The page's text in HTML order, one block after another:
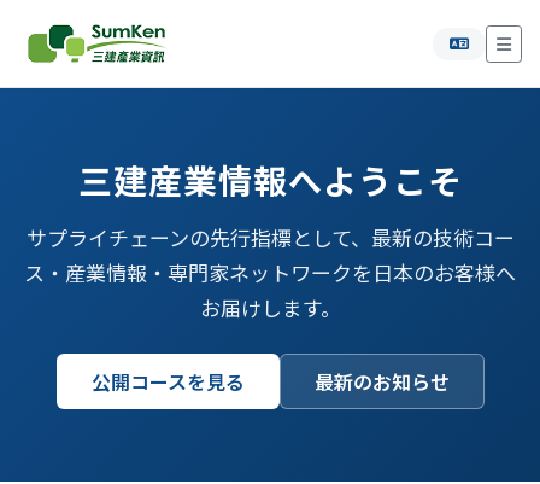
三建産業情報へようこそ
サプライチェーンの先行指標として、最新の技術コー
ス・産業情報・専門家ネットワークを日本のお客様へ
お届けします。
公開コースを見る 最新のお知らせ